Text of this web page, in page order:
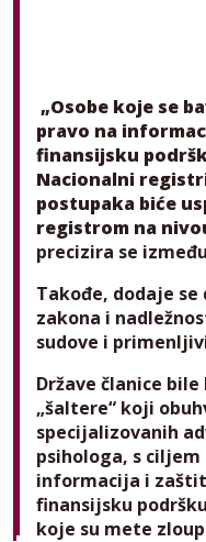
„Osobe koje se
pravo na
finansijsku
Nacionalni registri
postupaka biće
registrom na
precizira se
Takođe, dodaje
zakona i
sudove i
Države članice
„šaltere“ koji
specijalizovanih
psihologa, s
informacija i
finansijsku
koje su mete